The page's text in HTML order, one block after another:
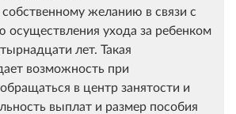
собственному желанию в связи с
осуществления ухода за ребенком
лет. Такая
возможность при
в центр занятости и
выплат и размер пособия